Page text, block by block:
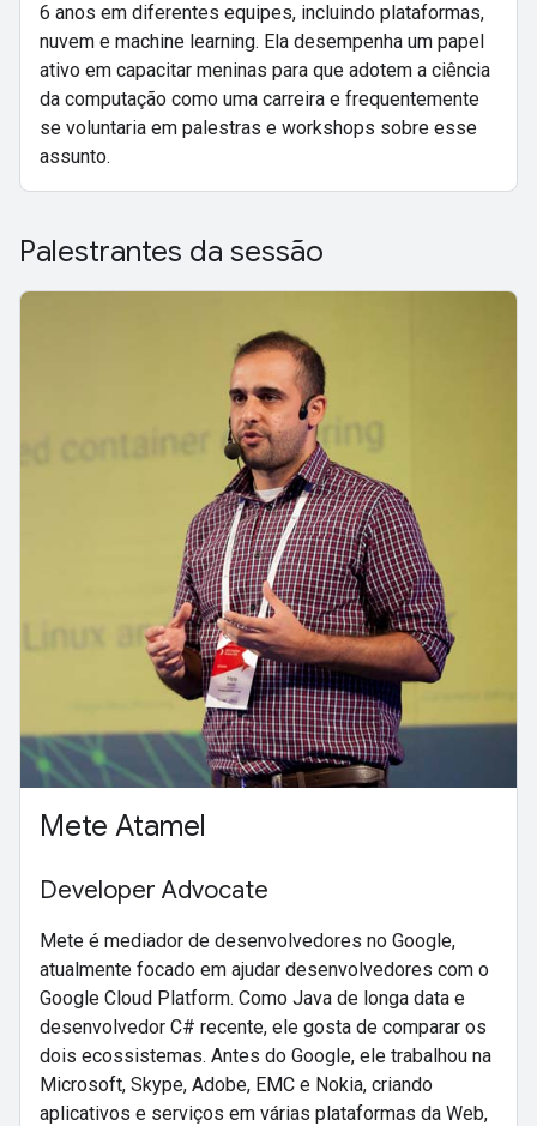
6 anos em diferentes equipes, incluindo plataformas,
nuvem e machine learning. Ela desempenha um papel
ativo em capacitar meninas para que adotem a ciência
da computação como uma carreira e frequentemente
se voluntaria em palestras e workshops sobre esse
assunto.
Palestrantes da sessão
Mete Atamel
Developer Advocate
Mete é mediador de desenvolvedores no Google,
atualmente focado em ajudar desenvolvedores com o
Google Cloud Platform. Como Java de longa data e
desenvolvedor C# recente, ele gosta de comparar os
dois ecossistemas. Antes do Google, ele trabalhou na
Microsoft, Skype, Adobe, EMC e Nokia, criando
aplicativos e serviços em várias plataformas da Web,